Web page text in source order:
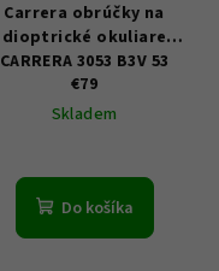
Carrera obrúčky na
dioptrické okuliare
CARRERA 3053 B3V 53
€79
Skladem
Do košíka